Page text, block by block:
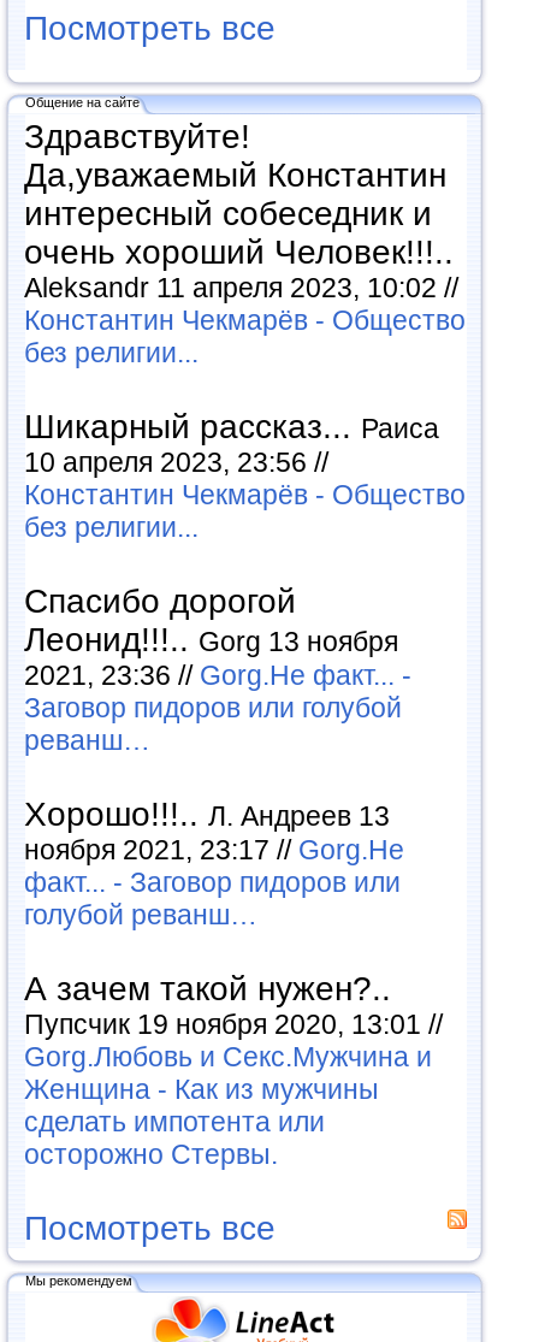
Посмотреть все
Общение на сайте
Здравствуйте!
Да,уважаемый Константин
интересный собеседник и
очень хороший Человек!!!..
Aleksandr 11 апреля 2023, 10:02 //
Константин Чекмарёв - Общество
без религии...
Шикарный рассказ... Раиса
10 апреля 2023, 23:56 //
Константин Чекмарёв - Общество
без религии...
Спасибо дорогой
Леонид!!!.. Gorg 13 ноября
2021, 23:36 // Gorg.Не факт... -
Заговор пидоров или голубой
реванш…
Хорошо!!!.. Л. Андреев 13
ноября 2021, 23:17 // Gorg.Не
факт... - Заговор пидоров или
голубой реванш…
А зачем такой нужен?..
Пупсчик 19 ноября 2020, 13:01 //
Gorg.Любовь и Секс.Мужчина и
Женщина - Как из мужчины
сделать импотента или
осторожно Стервы.
Посмотреть все
Мы рекомендуем